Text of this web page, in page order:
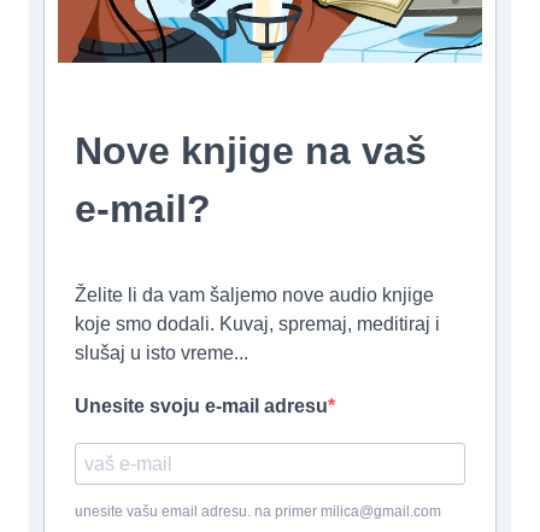
Nove knjige na vaš
e-mail?
Želite li da vam šaljemo nove audio knjige
koje smo dodali. Kuvaj, spremaj, meditiraj i
slušaj u isto vreme...
Unesite svoju e-mail adresu
unesite vašu email adresu. na primer milica@gmail.com